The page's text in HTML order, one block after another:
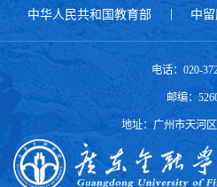
中华人民共和国教育部 中
电话：020-
邮编：
地址：广州市天河